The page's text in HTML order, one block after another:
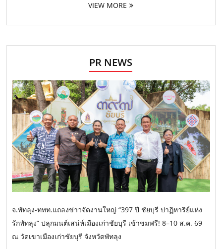
VIEW MORE
PR NEWS
จ.พัทลุง-ททท.แถลงข่าวจัดงานใหญ่ “397 ปี ชัยบุรี ปาฏิหาริย์แห่ง
รักพัทลุง” ปลุกมนต์เสน่ห์เมืองเก่าชัยบุรี เข้าชมฟรี! 8–10 ส.ค. 69
ณ วัดเขาเมืองเก่าชัยบุรี จังหวัดพัทลุง